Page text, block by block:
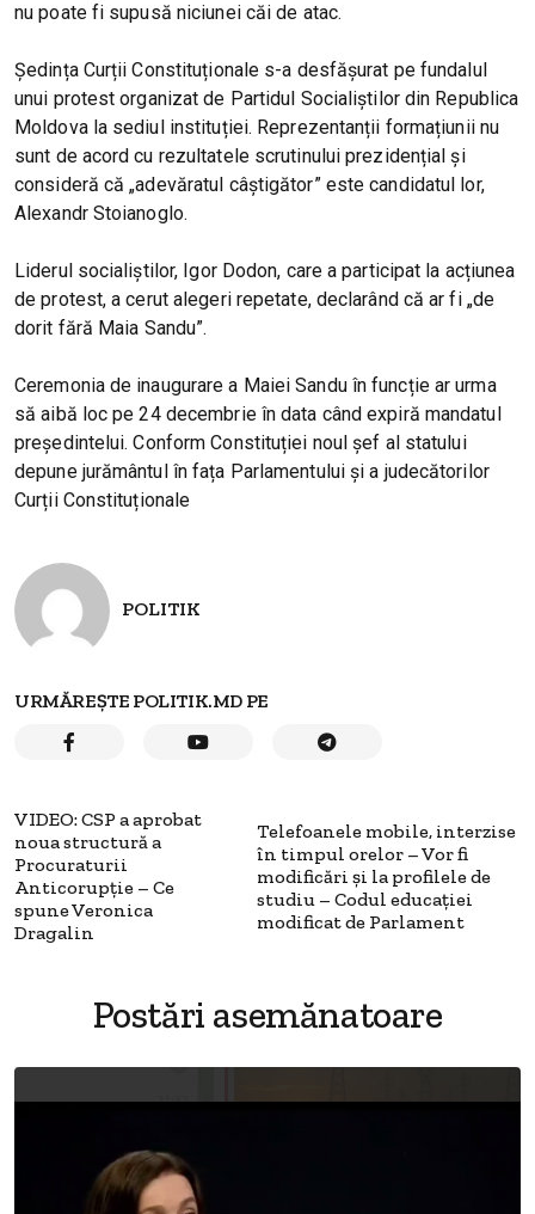
nu poate fi supusă niciunei căi de atac.
Ședința Curții Constituționale s-a desfășurat pe fundalul
unui protest organizat de Partidul Socialiștilor din Republica
Moldova la sediul instituției. Reprezentanții formațiunii nu
sunt de acord cu rezultatele scrutinului prezidențial și
consideră că „adevăratul câștigător” este candidatul lor,
Alexandr Stoianoglo.
Liderul socialiștilor, Igor Dodon, care a participat la acțiunea
de protest, a cerut alegeri repetate, declarând că ar fi „de
dorit fără Maia Sandu”.
Ceremonia de inaugurare a Maiei Sandu în funcție ar urma
să aibă loc pe 24 decembrie în data când expiră mandatul
președintelui. Conform Constituției noul șef al statului
depune jurământul în fața Parlamentului și a judecătorilor
Curții Constituționale
POLITIK
URMĂREȘTE POLITIK.MD PE
VIDEO: CSP a aprobat
noua structură a
Procuraturii
Anticorupție – Ce
spune Veronica
Dragalin
Telefoanele mobile, interzise
în timpul orelor – Vor fi
modificări și la profilele de
studiu – Codul educației
modificat de Parlament
Postări asemănatoare